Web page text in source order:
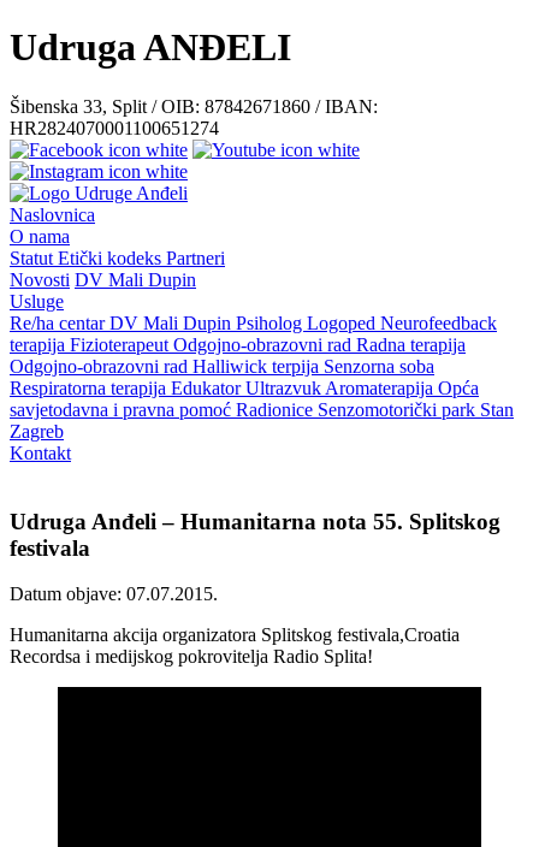
Udruga ANĐELI
Šibenska 33, Split / OIB: 87842671860 / IBAN:
HR2824070001100651274
Naslovnica
O nama
Statut Etički kodeks Partneri
Novosti DV Mali Dupin
Usluge
Re/ha centarDV Mali Dupin Psiholog Logoped Neurofeedback
terapija Fizioterapeut Odgojno-obrazovni rad Radna terapija
Odgojno-obrazovni rad Halliwick terpija Senzorna soba
Respiratorna terapija EdukatorUltrazvuk Aromaterapija Opća
savjetodavna i pravna pomoć Radionice Senzomotorički park Stan
Zagreb
Kontakt
Udruga Anđeli – Humanitarna nota 55. Splitskog
festivala
Datum objave: 07.07.2015.
Humanitarna akcija organizatora Splitskog festivala,Croatia
Recordsa i medijskog pokrovitelja Radio Splita!